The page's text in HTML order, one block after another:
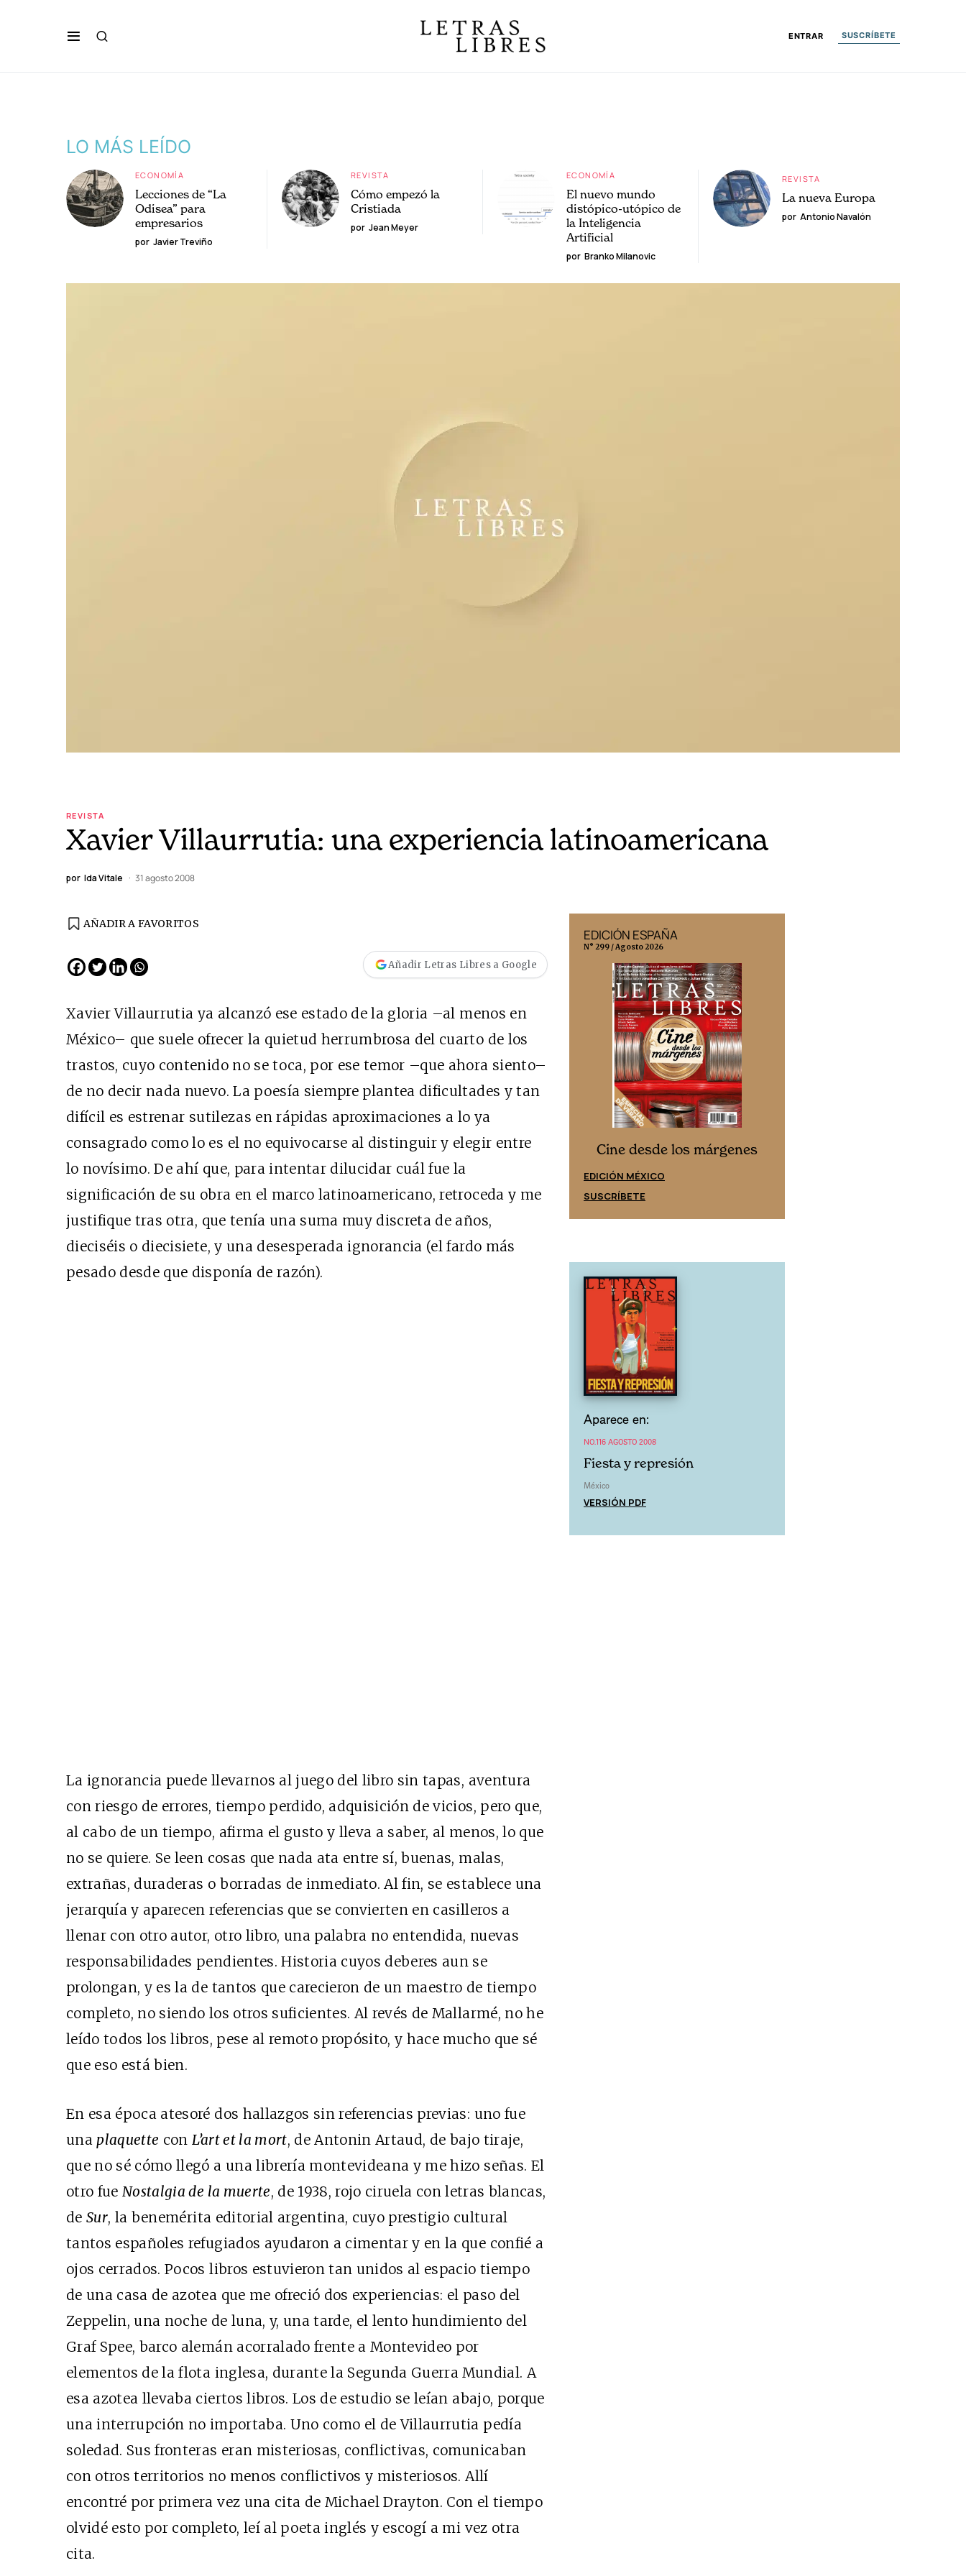
ENTRAR SUSCRÍBETE
LO MÁS LEÍDO
ECONOMÍA
Lecciones de “La
Odisea” para
empresarios
por Javier Treviño
REVISTA
Cómo empezó la
Cristiada
por Jean Meyer
ECONOMÍA
El nuevo mundo
distópico-utópico de
la Inteligencia
Artificial
por Branko Milanovic
REVISTA
La nueva Europa
por Antonio Navalón
REVISTA
Xavier Villaurrutia: una experiencia latinoamericana
por Ida Vitale 31 agosto 2008
AÑADIR A FAVORITOS
Añadir Letras Libres a Google
Xavier Villaurrutia ya alcanzó ese estado de la gloria –al menos en
México– que suele ofrecer la quietud herrumbrosa del cuarto de los
trastos, cuyo contenido no se toca, por ese temor –que ahora siento–
de no decir nada nuevo. La poesía siempre plantea dificultades y tan
difícil es estrenar sutilezas en rápidas aproximaciones a lo ya
consagrado como lo es el no equivocarse al distinguir y elegir entre
lo novísimo. De ahí que, para intentar dilucidar cuál fue la
significación de su obra en el marco latinoamericano, retroceda y me
justifique tras otra, que tenía una suma muy discreta de años,
dieciséis o diecisiete, y una desesperada ignorancia (el fardo más
pesado desde que disponía de razón).
La ignorancia puede llevarnos al juego del libro sin tapas, aventura
con riesgo de errores, tiempo perdido, adquisición de vicios, pero que,
al cabo de un tiempo, afirma el gusto y lleva a saber, al menos, lo que
no se quiere. Se leen cosas que nada ata entre sí, buenas, malas,
extrañas, duraderas o borradas de inmediato. Al fin, se establece una
jerarquía y aparecen referencias que se convierten en casilleros a
llenar con otro autor, otro libro, una palabra no entendida, nuevas
responsabilidades pendientes. Historia cuyos deberes aun se
prolongan, y es la de tantos que carecieron de un maestro de tiempo
completo, no siendo los otros suficientes. Al revés de Mallarmé, no he
leído todos los libros, pese al remoto propósito, y hace mucho que sé
que eso está bien.
En esa época atesoré dos hallazgos sin referencias previas: uno fue
una plaquette conL’art et la mort, de Antonin Artaud, de bajo tiraje,
que no sé cómo llegó a una librería montevideana y me hizo señas. El
otro fueNostalgia de la muerte, de 1938, rojo ciruela con letras blancas,
deSur, la benemérita editorial argentina, cuyo prestigio cultural
tantos españoles refugiados ayudaron a cimentar y en la que confié a
ojos cerrados. Pocos libros estuvieron tan unidos al espacio tiempo
de una casa de azotea que me ofreció dos experiencias: el paso del
Zeppelin, una noche de luna, y, una tarde, el lento hundimiento del
Graf Spee, barco alemán acorralado frente a Montevideo por
elementos de la flota inglesa, durante la Segunda Guerra Mundial. A
esa azotea llevaba ciertos libros. Los de estudio se leían abajo, porque
una interrupción no importaba. Uno como el de Villaurrutia pedía
soledad. Sus fronteras eran misteriosas, conflictivas, comunicaban
con otros territorios no menos conflictivos y misteriosos. Allí
encontré por primera vez una cita de Michael Drayton. Con el tiempo
olvidé esto por completo, leí al poeta inglés y escogí a mi vez otra
cita.
Cine desde los márgenes
EDICIÓN MÉXICO
SUSCRÍBETE
Cine desde los márgenes
EDICIÓN ESPAÑA
SUSCRÍBETE
EDICIÓN ESPAÑA
N° 299 / Agosto 2026
Cine desde los márgenes
EDICIÓN MÉXICO
SUSCRÍBETE
Aparece en:
NO.116 AGOSTO 2008
Fiesta y represión
México
VERSIÓN PDF